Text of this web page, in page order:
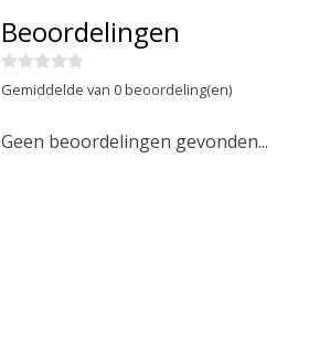
Beoordelingen
Gemiddelde van 0 beoordeling(en)
Geen beoordelingen gevonden...